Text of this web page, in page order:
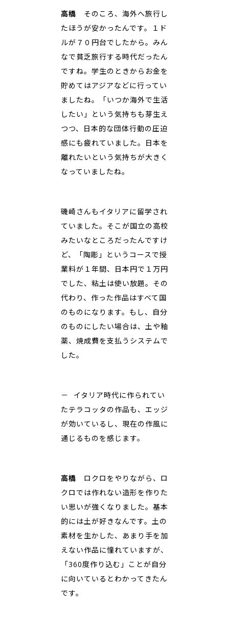
高橋 そのころ、海外へ旅行し
たほうが安かったんです。１ド
ルが７０円台でしたから。みん
なで貧乏旅行する時代だったん
ですね。学生のときからお金を
貯めてはアジアなどに行ってい
ましたね。「いつか海外で生活
したい」という気持ちも芽生え
つつ、日本的な団体行動の圧迫
感にも疲れていました。日本を
離れたいという気持ちが大きく
なっていましたね。
磯崎さんもイタリアに留学され
ていました。そこが国立の高校
みたいなところだったんですけ
ど、「陶彫」というコースで授
業料が１年間、日本円で１万円
でした、粘土は使い放題。その
代わり、作った作品はすべて国
のものになります。もし、自分
のものにしたい場合は、土や釉
薬、焼成費を支払うシステムで
した。
－ イタリア時代に作られてい
たテラコッタの作品も、エッジ
が効いているし、現在の作風に
通じるものを感じます。
高橋 ロクロをやりながら、ロ
クロでは作れない造形を作りた
い思いが強くなりました。基本
的には土が好きなんです。土の
素材を生かした、あまり手を加
えない作品に憧れていますが、
「360度作り込む」ことが自分
に向いているとわかってきたん
です。